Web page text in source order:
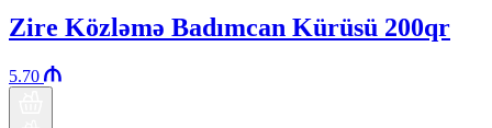
Zire Közləmə Badımcan Kürüsü 200qr
5.70